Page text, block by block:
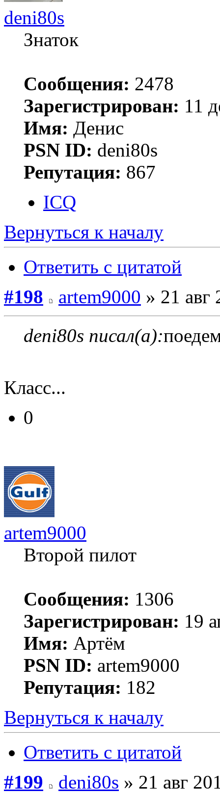
deni80s
Знаток
Сообщения: 2478
Зарегистрирован: 11
Имя: Денис
PSN ID: deni80s
Репутация: 867
ICQ
Вернуться к началу
Ответить с цитатой
#198
artem9000 » 21 авг
deni80s писал(а):
Класс...
0
artem9000
Второй пилот
Сообщения: 1306
Зарегистрирован: 19
Имя: Артём
PSN ID: artem9000
Репутация: 182
Вернуться к началу
Ответить с цитатой
#199
deni80s » 21 авг